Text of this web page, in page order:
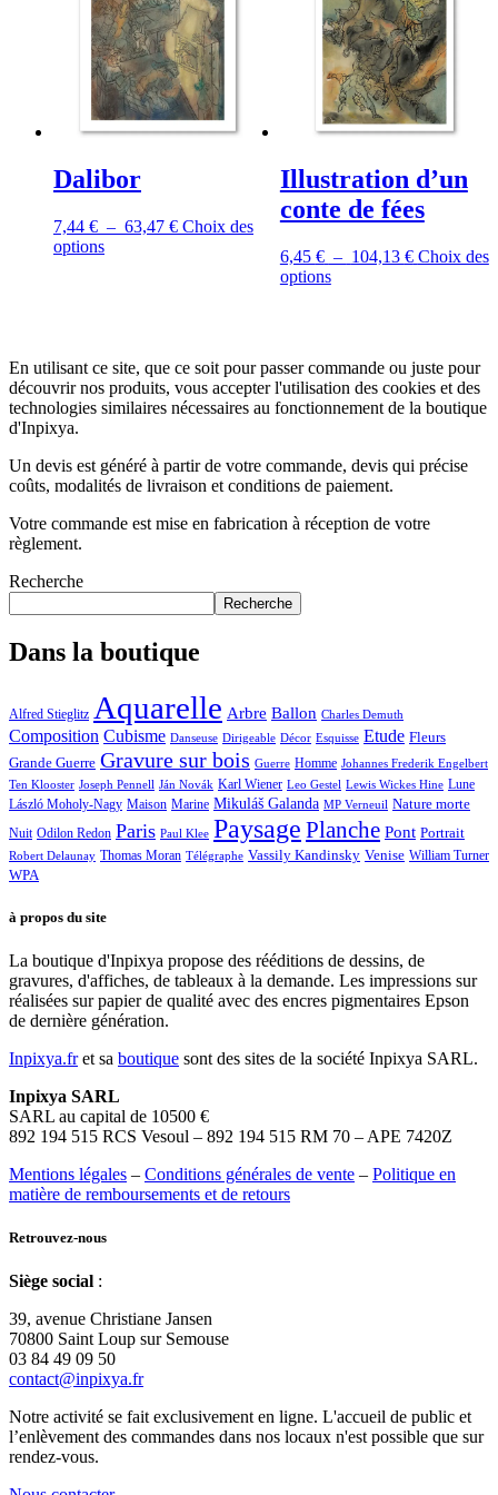
peuvent
être
choisies
sur
la
page
du
peuvent
être
choisies
sur
la
page
du
Dalibor
7,44 € – 63,47 €Plage
Choix des
optionsCe
options
peuvent
être
la
page
produit
Illustration d’un
conte de fées
6,45 € – 104,13 €Plage
Choix des
optionsCe
Les
options
peuvent
choisies
sur
la
page
du
En utilisant ce site, que ce soit pour passer commande ou juste pour
découvrir nos produits, vous accepter l'utilisation des cookies et des
technologies similaires nécessaires au fonctionnement de la boutique
d'Inpixya.
Un devis est généré à partir de votre commande, devis qui précise
coûts, modalités de livraison et conditions de paiement.
Votre commande est mise en fabrication à réception de votre
règlement.
Recherche
Recherche
Dans la boutique
Alfred Stieglitz Aquarelle Arbre Ballon Charles Demuth
Composition Cubisme Danseuse Dirigeable Décor Esquisse Etude Fleurs
Grande Guerre Gravure sur bois Guerre Homme Johannes Frederik Engelbert
Ten Klooster Joseph Pennell Ján Novák Karl Wiener Leo Gestel Lewis Wickes Hine Lune
László Moholy-Nagy Maison Marine Mikuláš Galanda MP Verneuil Nature morte
Nuit Odilon Redon Paris Paul Klee Paysage Planche Pont Portrait
Robert Delaunay Thomas Moran Télégraphe Vassily Kandinsky Venise William Turner
WPA
à propos du site
La boutique d'Inpixya propose des rééditions de dessins, de
gravures, d'affiches, de tableaux à la demande. Les impressions sur
réalisées sur papier de qualité avec des encres pigmentaires Epson
de dernière génération.
Inpixya.fret sa boutique sont des sites de la société Inpixya SARL.
Inpixya SARL
SARL au capital de 10500 €
892 194 515 RCS Vesoul – 892 194 515 RM 70 – APE 7420Z
Mentions légales – Conditions générales de vente – Politique en
matière de remboursements et de retours
Retrouvez-nous
Siège social :
39, avenue Christiane Jansen
70800 Saint Loup sur Semouse
03 84 49 09 50
contact@inpixya.fr
Notre activité se fait exclusivement en ligne. L'accueil de public et
l’enlèvement des commandes dans nos locaux n'est possible que sur
rendez-vous.